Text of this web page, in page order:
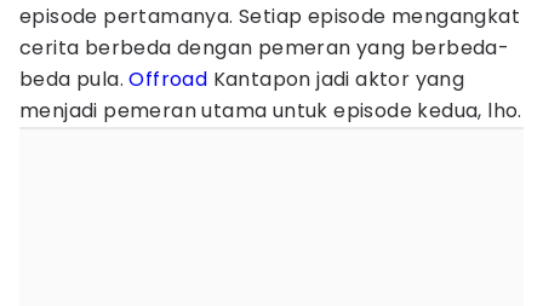
episode pertamanya. Setiap episode mengangkat
cerita berbeda dengan pemeran yang berbeda-
beda pula.Offroad Kantapon jadi aktor yang
menjadi pemeran utama untuk episode kedua, lho.